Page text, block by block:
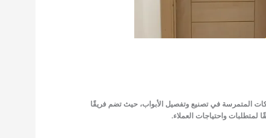
المتمرسة في تصنيع وتفصيل الأبواب، حيث تضم فريقًا
لمتطلبات واحتياجات العملاء.